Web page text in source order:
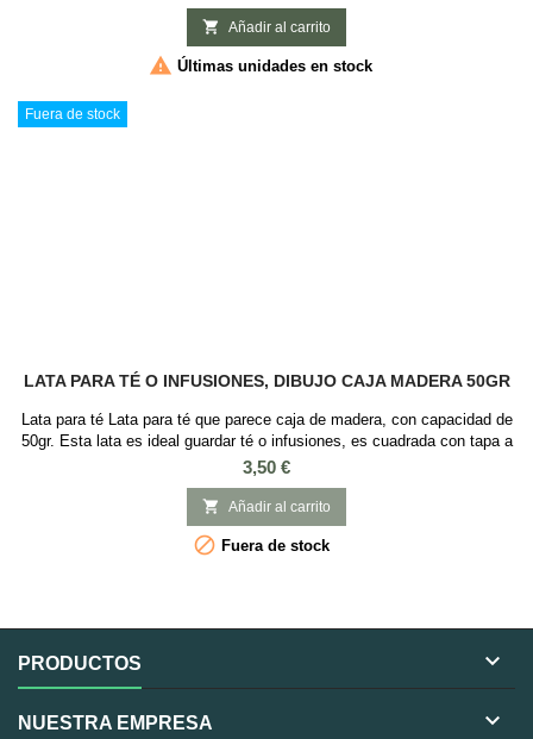
 Añadir al carrito
 Últimas unidades en stock
Fuera de stock
LATA PARA TÉ O INFUSIONES, DIBUJO CAJA MADERA 50GR
Lata para té Lata para té que parece caja de madera, con capacidad de
50gr. Esta lata es ideal guardar té o infusiones, es cuadrada con tapa a
presión y con Medidas: 6 x 6 x 8 cm.
Precio
3,50 €
 Añadir al carrito
 Fuera de stock
PRODUCTOS 
NUESTRA EMPRESA 